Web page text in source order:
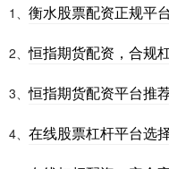
1、 衡水股票配资正规平
2、恒指期货配资，合规
3、恒指期货配资平台推
4、 在线股票杠杆平台选